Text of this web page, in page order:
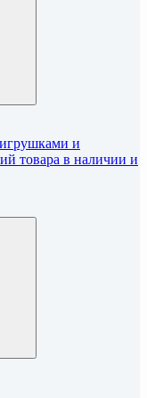
и
товара в наличии и